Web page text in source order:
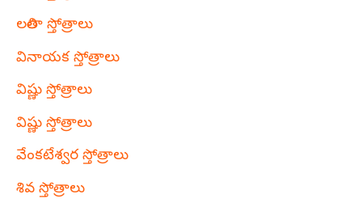
లలితా స్తోత్రాలు
వినాయక స్తోత్రాలు
విష్ణు స్తోత్రాలు
విష్ణు స్తోత్రాలు
వేంకటేశ్వర స్తోత్రాలు
శివ స్తోత్రాలు